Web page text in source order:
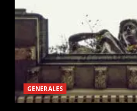
GENERALES